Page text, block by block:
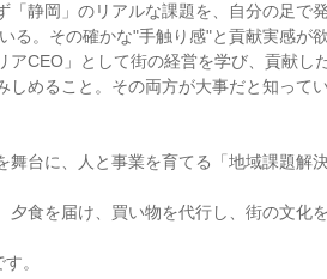
静岡」のリアルな課題を、自分の足で発
る。その確かな"手触り感"と貢献実感が欲
CEO」として街の経営を学び、貢献した
めること。その両方が大事だと知ってい
台に、人と事業を育てる「地域課題解
夕食を届け、買い物を代行し、街の文化
。